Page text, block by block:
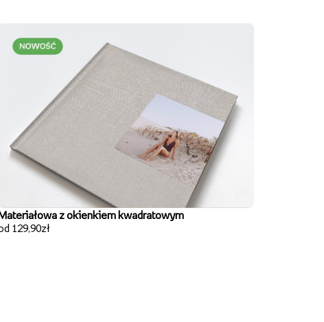
z okienkiem kwadratowym
129,90zł